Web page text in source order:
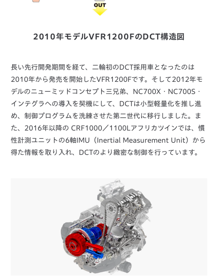
2010年モデルVFR1200FのDCT構造図
長い先行開発期間を経て、二輪初のDCT採用車となったのは
2010年から発売を開始したVFR1200Fです。そして2012年モ
デルのニューミッドコンセプト三兄弟、NC700X・NC700S・
インテグラへの導入を契機にして、DCTは小型軽量化を推し進
め、制御プログラムを洗練させた第二世代に移行しました。ま
た、2016年以降の CRF1000／1100Lアフリカツインでは、慣
性計測ユニットの6軸IMU（Inertial Measurement Unit）から
得た情報を取り入れ、DCTのより緻密な制御を行っています。